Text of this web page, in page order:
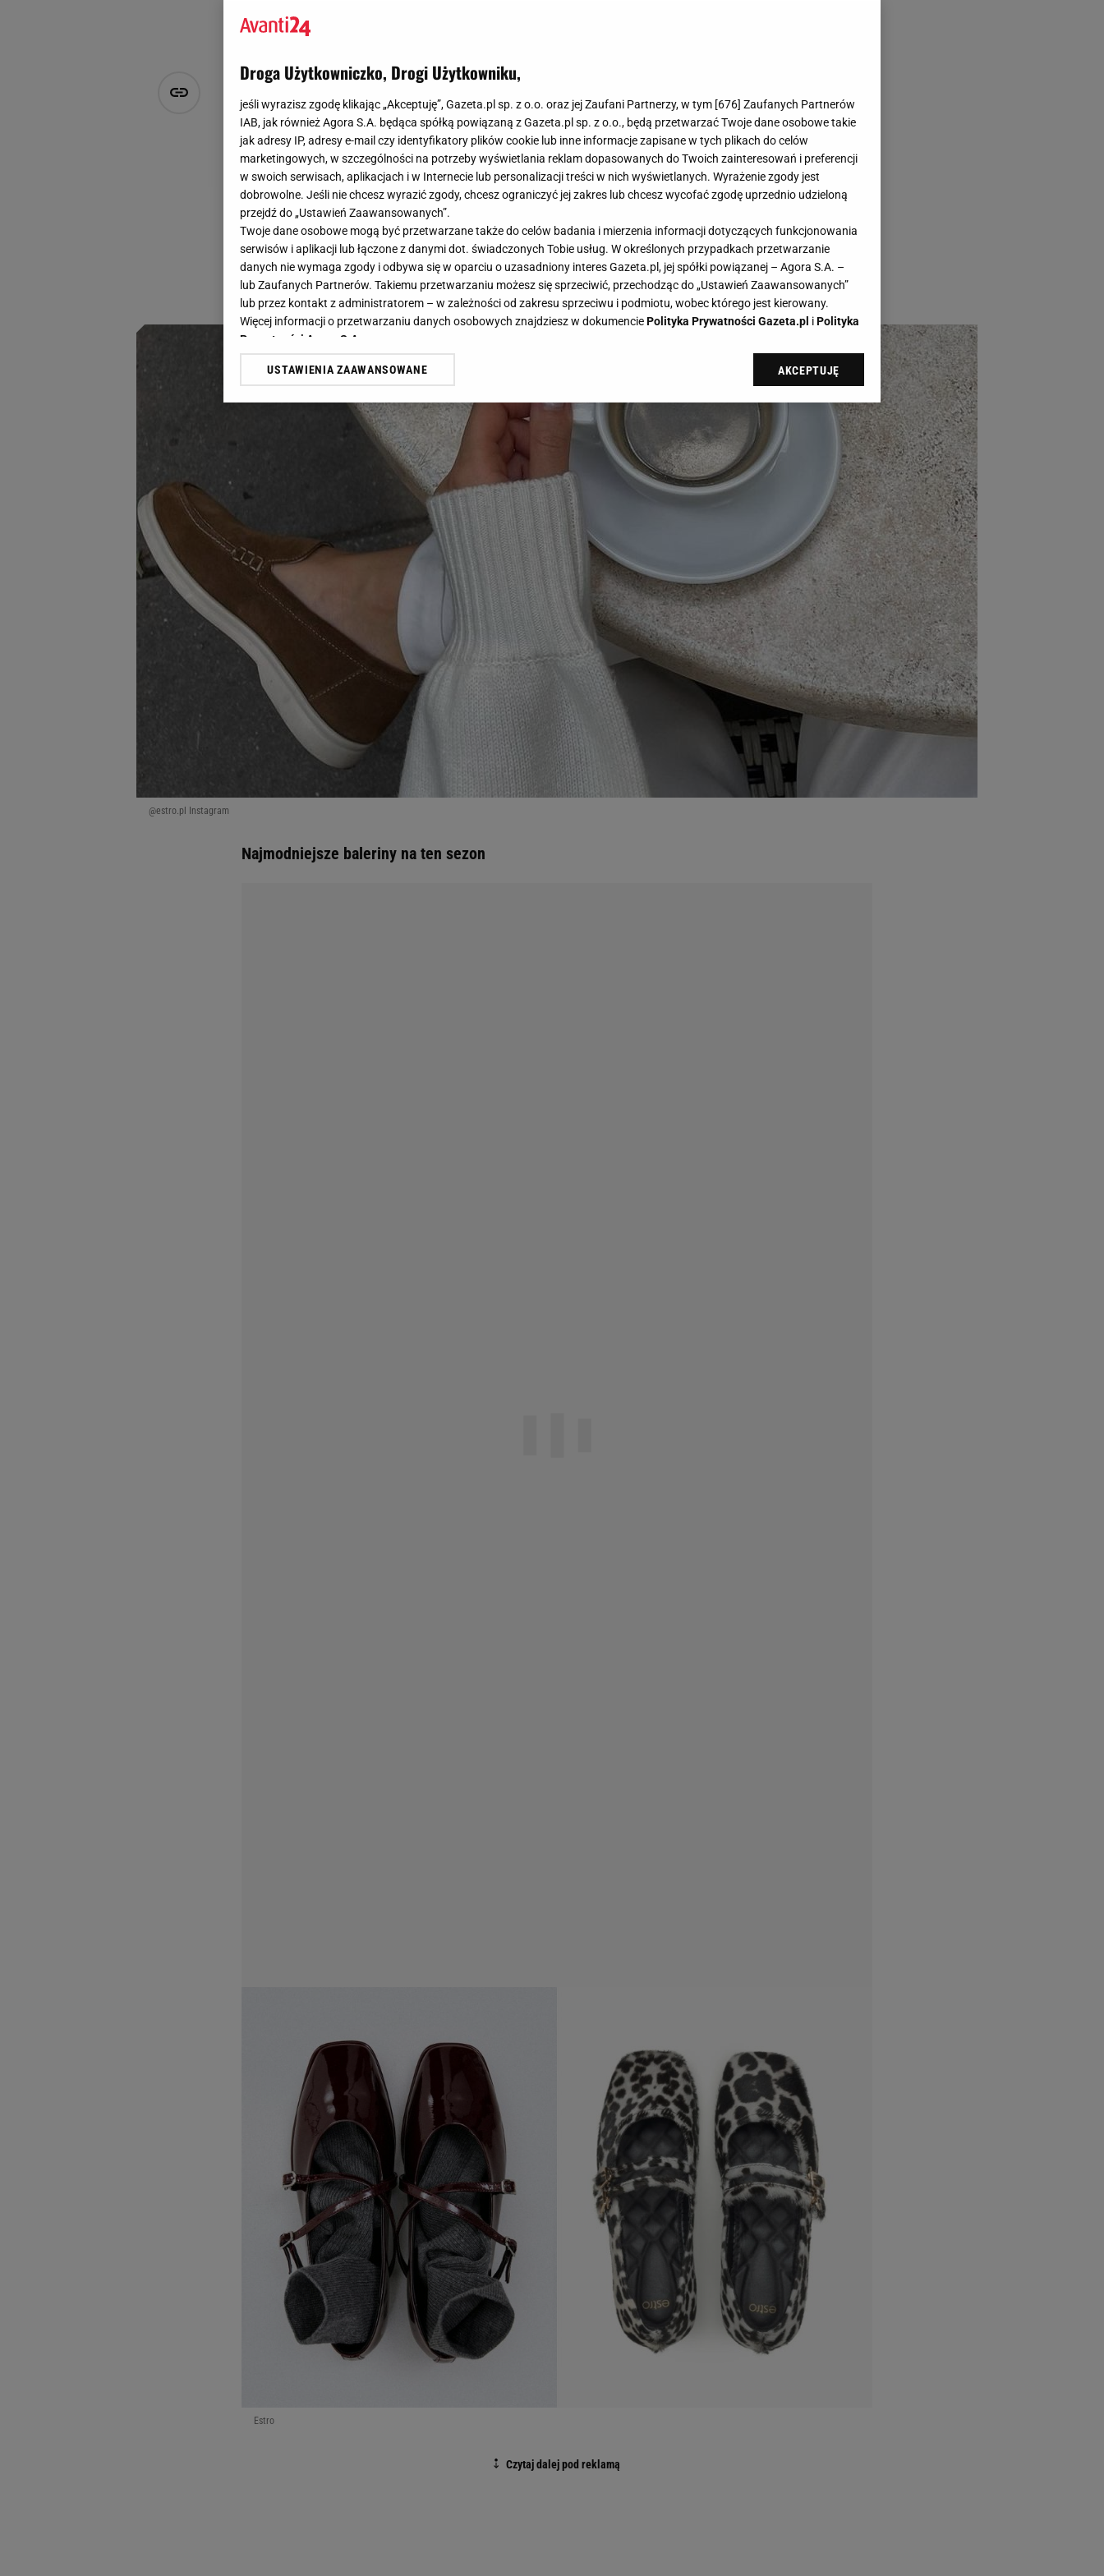
Czy da się znaleźć piękniejsze buty na jesień? Niszowa
marka stworzyła luksusowe modele w przystępnej cenie!
Julia Perkowska
24 września 2024, 13:20
Projektami tej niszowej marki zachwycamy się nie od dziś. Każda kolekcja jest dopracowana,
ponadczasowa i wykonana z materiałów jakości premium. Jeżeli szukasz butów na sezon
jesienny z włoskiej skóry lub weluru to z pewnością przypadną Ci propozycje z najnowszej
kolekcji. To projekty na miarę największych domów modowych!
@estro.pl Instagram
Najmodniejsze baleriny na ten sezon
dresowych. Jeżeli chcesz ożywić swoją garderobę to świetnym wyborem będą baleriny w nieco
mają również dobrze wyprofilowaną wkładkę. Zwróć uwagę, jak luksusowo wygląda wnętrze
Droga Użytkowniczko, Drogi Użytkowniku,
jeśli wyrazisz zgodę klikając „Akceptuję”, Gazeta.pl sp. z o.o. oraz jej Zaufani Partnerzy, w tym [676] Zaufanych Partnerów
IAB, jak również Agora S.A. będąca spółką powiązaną z Gazeta.pl sp. z o.o., będą przetwarzać Twoje dane osobowe takie
jak adresy IP, adresy e-mail czy identyfikatory plików cookie lub inne informacje zapisane w tych plikach do celów
marketingowych, w szczególności na potrzeby wyświetlania reklam dopasowanych do Twoich zainteresowań i preferencji
w swoich serwisach, aplikacjach i w Internecie lub personalizacji treści w nich wyświetlanych. Wyrażenie zgody jest
dobrowolne. Jeśli nie chcesz wyrazić zgody, chcesz ograniczyć jej zakres lub chcesz wycofać zgodę uprzednio udzieloną
przejdź do „Ustawień Zaawansowanych”.
Twoje dane osobowe mogą być przetwarzane także do celów badania i mierzenia informacji dotyczących funkcjonowania
serwisów i aplikacji lub łączone z danymi dot. świadczonych Tobie usług. W określonych przypadkach przetwarzanie
danych nie wymaga zgody i odbywa się w oparciu o uzasadniony interes Gazeta.pl, jej spółki powiązanej – Agora S.A. –
lub Zaufanych Partnerów. Takiemu przetwarzaniu możesz się sprzeciwić, przechodząc do „Ustawień Zaawansowanych”
lub przez kontakt z administratorem – w zależności od zakresu sprzeciwu i podmiotu, wobec którego jest kierowany.
Więcej informacji o przetwarzaniu danych osobowych znajdziesz w dokumenciePolityka Prywatności Gazeta.pl iPolityka
Prywatności Agora S.A.
Klikając „Akceptuję” wyrażasz też zgodę na zainstalowanie i przechowywanie plików cookie Gazeta.pl sp. z o.o., jej
dotyczące plików cookie, wywołując narzędzie do zarządzania twoimi preferencjami dot. przetwarzania danych poprzez
odnośnik „Ustawienia prywatności ” w stopce serwisu i przechodząc do „Ustawień Zaawansowanych”. Zmiana ustawień
plików cookie możliwa jest także za pomocą ustawień przeglądarki.
My, nasi Zaufani Partnerzy i Agora S.A. możemy przetwarzać dane osobowe w następujących celach:
Użycie dokładnych danych geolokalizacyjnych. Aktywne skanowanie charakterystyki urządzenia do celów identyfikacji.
Przechowywanie informacji na urządzeniu lub dostęp do nich. Spersonalizowane reklamy i treści, pomiar reklam i treści,
badnie odbiorców i ulepszanie usług.Lista Zaufanych Partnerów
USTAWIENIA ZAAWANSOWANE AKCEPTUJĘ